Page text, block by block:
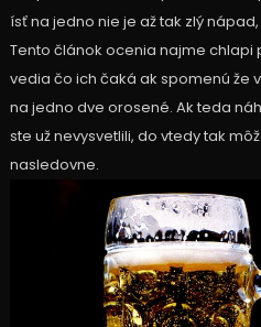
ísť na jedno nie je až tak zlý
Tento článok ocenia najme chlapi
vedia čo ich čaká ak spomenú že
na jedno dve orosené. Ak teda
ste už nevysvetlili, do vtedy tak
nasledovne.